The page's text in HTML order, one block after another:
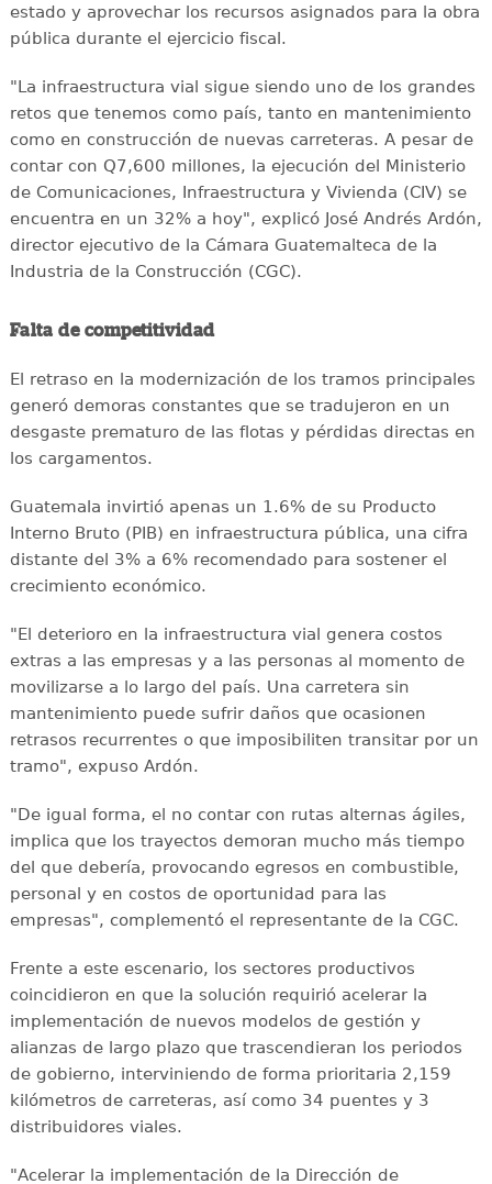
estado y aprovechar los recursos asignados para la obra
pública durante el ejercicio fiscal.
"La infraestructura vial sigue siendo uno de los grandes
retos que tenemos como país, tanto en mantenimiento
como en construcción de nuevas carreteras. A pesar de
contar con Q7,600 millones, la ejecución del Ministerio
de Comunicaciones, Infraestructura y Vivienda (CIV) se
encuentra en un 32% a hoy", explicó José Andrés Ardón,
director ejecutivo de la Cámara Guatemalteca de la
Industria de la Construcción (CGC).
Falta de competitividad
El retraso en la modernización de los tramos principales
generó demoras constantes que se tradujeron en un
desgaste prematuro de las flotas y pérdidas directas en
los cargamentos.
Guatemala invirtió apenas un 1.6% de su Producto
Interno Bruto (PIB) en infraestructura pública, una cifra
distante del 3% a 6% recomendado para sostener el
crecimiento económico.
"El deterioro en la infraestructura vial genera costos
extras a las empresas y a las personas al momento de
movilizarse a lo largo del país. Una carretera sin
mantenimiento puede sufrir daños que ocasionen
retrasos recurrentes o que imposibiliten transitar por un
tramo", expuso Ardón.
"De igual forma, el no contar con rutas alternas ágiles,
implica que los trayectos demoran mucho más tiempo
del que debería, provocando egresos en combustible,
personal y en costos de oportunidad para las
empresas", complementó el representante de la CGC.
Frente a este escenario, los sectores productivos
coincidieron en que la solución requirió acelerar la
implementación de nuevos modelos de gestión y
alianzas de largo plazo que trascendieran los periodos
de gobierno, interviniendo de forma prioritaria 2,159
kilómetros de carreteras, así como 34 puentes y 3
distribuidores viales.
"Acelerar la implementación de la Dirección de